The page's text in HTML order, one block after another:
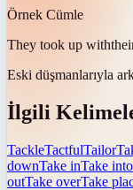
Örnek Cümle
They took up with
Eski düşmanlarıyla
İlgili
TackleTactfulTailor
downTake inTake
outTake overTake